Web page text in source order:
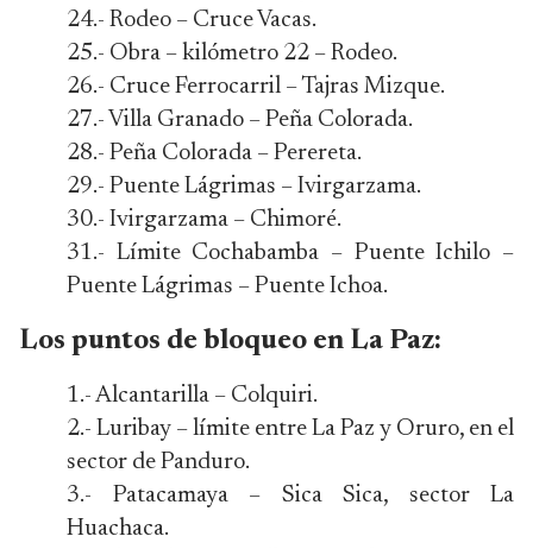
24.- Rodeo – Cruce Vacas.
25.- Obra – kilómetro 22 – Rodeo.
26.- Cruce Ferrocarril – Tajras Mizque.
27.- Villa Granado – Peña Colorada.
28.- Peña Colorada – Perereta.
29.- Puente Lágrimas – Ivirgarzama.
30.- Ivirgarzama – Chimoré.
31.- Límite Cochabamba – Puente Ichilo –
Puente Lágrimas – Puente Ichoa.
Los puntos de bloqueo en La Paz:
1.- Alcantarilla – Colquiri.
2.- Luribay – límite entre La Paz y Oruro, en el
sector de Panduro.
3.- Patacamaya – Sica Sica, sector La
Huachaca.